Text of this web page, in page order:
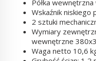
Półka
Wskaźnik niskiego
2 sztuki
Wymiary
wewnętrzne
Waga netto 10,6